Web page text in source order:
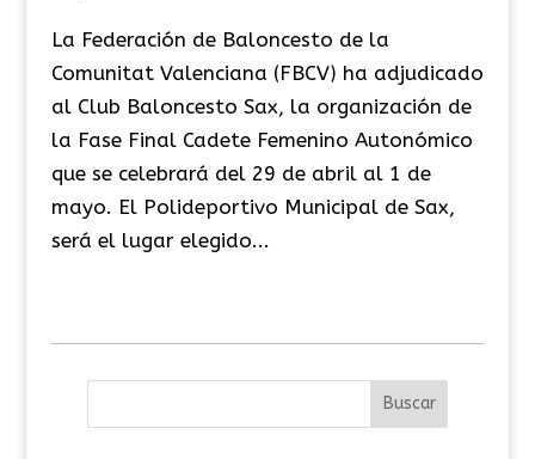
La Federación de Baloncesto de la
Comunitat Valenciana (FBCV) ha adjudicado
al Club Baloncesto Sax, la organización de
la Fase Final Cadete Femenino Autonómico
que se celebrará del 29 de abril al 1 de
mayo. El Polideportivo Municipal de Sax,
será el lugar elegido...